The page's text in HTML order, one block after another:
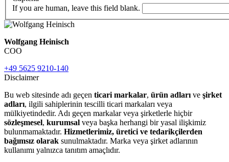
If you are human, leave this field blank.
Wolfgang Heinisch
COO
+49 5625 9210-140
Disclaimer
Bu web sitesinde adı geçen ticari markalar, ürün adları ve şirket
adları, ilgili sahiplerinin tescilli ticari markaları veya
mülkiyetindedir. Adı geçen markalar veya şirketlerle hiçbir
sözleşmesel, kurumsal veya başka herhangi bir yasal ilişkimiz
bulunmamaktadır. Hizmetlerimiz, üretici ve tedarikçilerden
bağımsız olarak sunulmaktadır. Marka veya şirket adlarının
kullanımı yalnızca tanıtım amaçlıdır.